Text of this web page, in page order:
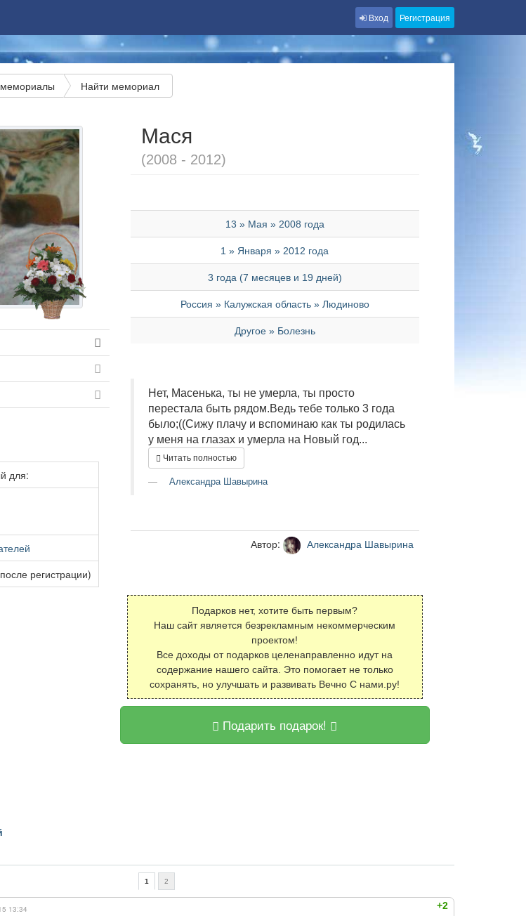
Вход Регистрация
Найти мемориал
для:
регистрации)
Мася
(2008 - 2012)
13 » Мая » 2008 года
1 » Января » 2012 года
3 года (7 месяцев и 19 дней)
Россия » Калужская область » Людиново
Другое » Болезнь
Нет, Масенька, ты не умерла, ты просто
перестала быть рядом.Ведь тебе только 3 года
было;((Сижу плачу и вспоминаю как ты родилась
у меня на глазах и умерла на Новый год...
Читать полностью
Александра Шавырина
Автор: Александра Шавырина
Подарков нет, хотите быть первым?
Наш сайт является безрекламным некоммерческим
проектом!
Все доходы от подарков целенаправленно идут на
содержание нашего сайта. Это помогает не только
сохранять, но улучшать и развивать Вечно С нами.ру!
Подарить подарок!
1 2
+2
13:34